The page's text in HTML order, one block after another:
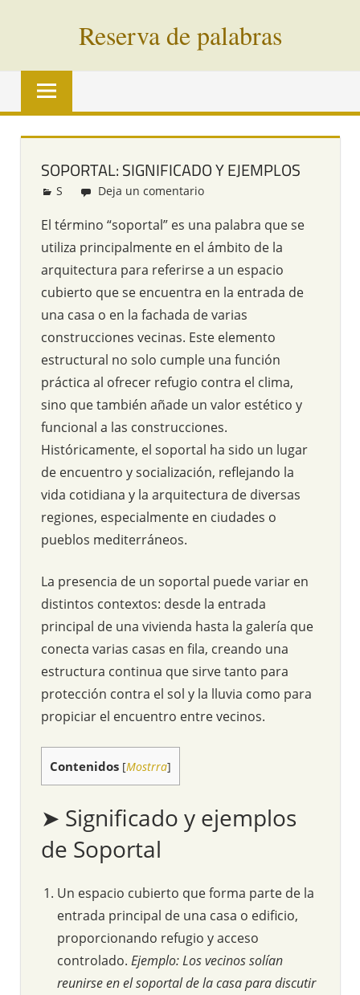
Reserva de palabras
Palabras
vías
todo
mundo
SOPORTAL: SIGNIFICADO Y EJEMPLOS
Redacción
S Deja un comentario
El término “soportal” es una palabra que se
utiliza principalmente en el ámbito de la
arquitectura para referirse a un espacio
cubierto que se encuentra en la entrada de
una casa o en la fachada de varias
construcciones vecinas. Este elemento
estructural no solo cumple una función
práctica al ofrecer refugio contra el clima,
sino que también añade un valor estético y
funcional a las construcciones.
Históricamente, el soportal ha sido un lugar
de encuentro y socialización, reflejando la
vida cotidiana y la arquitectura de diversas
regiones, especialmente en ciudades o
pueblos mediterráneos.
La presencia de un soportal puede variar en
distintos contextos: desde la entrada
principal de una vivienda hasta la galería que
conecta varias casas en fila, creando una
estructura continua que sirve tanto para
protección contra el sol y la lluvia como para
propiciar el encuentro entre vecinos.
Contenidos [Mostrra]
➤ Significado y ejemplos
de Soportal
Un espacio cubierto que forma parte de la
entrada principal de una casa o edificio,
proporcionando refugio y acceso
controlado. Ejemplo: Los vecinos solían
reunirse en el soportal de la casa para discutir